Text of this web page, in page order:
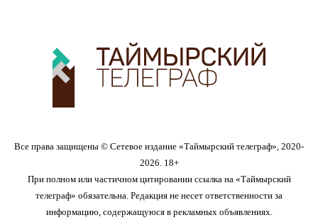
Все права защищены © Сетевое издание «Таймырский телеграф», 2020-
2026. 18+
При полном или частичном цитировании ссылка на «Таймырский
телеграф» обязательна. Редакция не несет ответственности за
информацию, содержащуюся в рекламных объявлениях.